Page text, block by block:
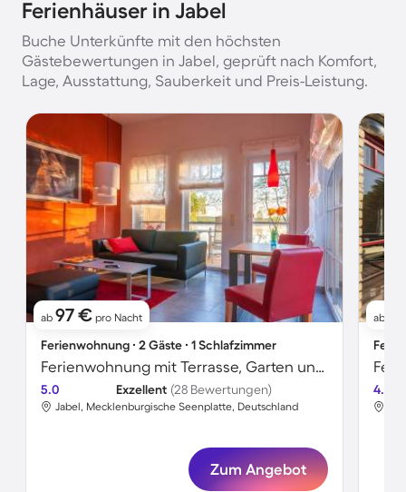
Ferienhäuser in Jabel
Buche Unterkünfte mit den höchsten
Gästebewertungen in Jabel, geprüft nach Komfort,
Lage, Ausstattung, Sauberkeit und Preis-Leistung.
ab 97 € pro Nacht
Ferienwohnung ∙ 2 Gäste ∙ 1 Schlafzimmer
Ferienwohnung mit Terrasse, Garten und Grill | Seeblick
5.0 Exzellent (28 Bewertungen)
Jabel, Mecklenburgische Seenplatte, Deutschland
Zum Angebot
ab
4.8